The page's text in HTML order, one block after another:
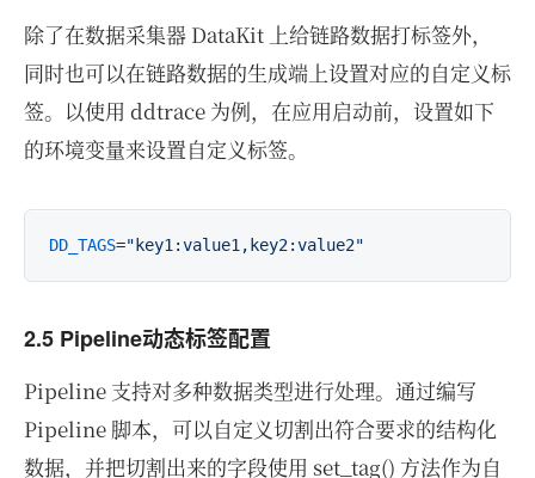
除了在数据采集器 DataKit 上给链路数据打标签外，
同时也可以在链路数据的生成端上设置对应的自定义标
签。以使用 ddtrace 为例，在应用启动前，设置如下
的环境变量来设置自定义标签。
DD_TAGS="key1:value1,key2:value2"
2.5 Pipeline动态标签配置
Pipeline 支持对多种数据类型进行处理。通过编写
Pipeline 脚本，可以自定义切割出符合要求的结构化
数据，并把切割出来的字段使用 set_tag() 方法作为自